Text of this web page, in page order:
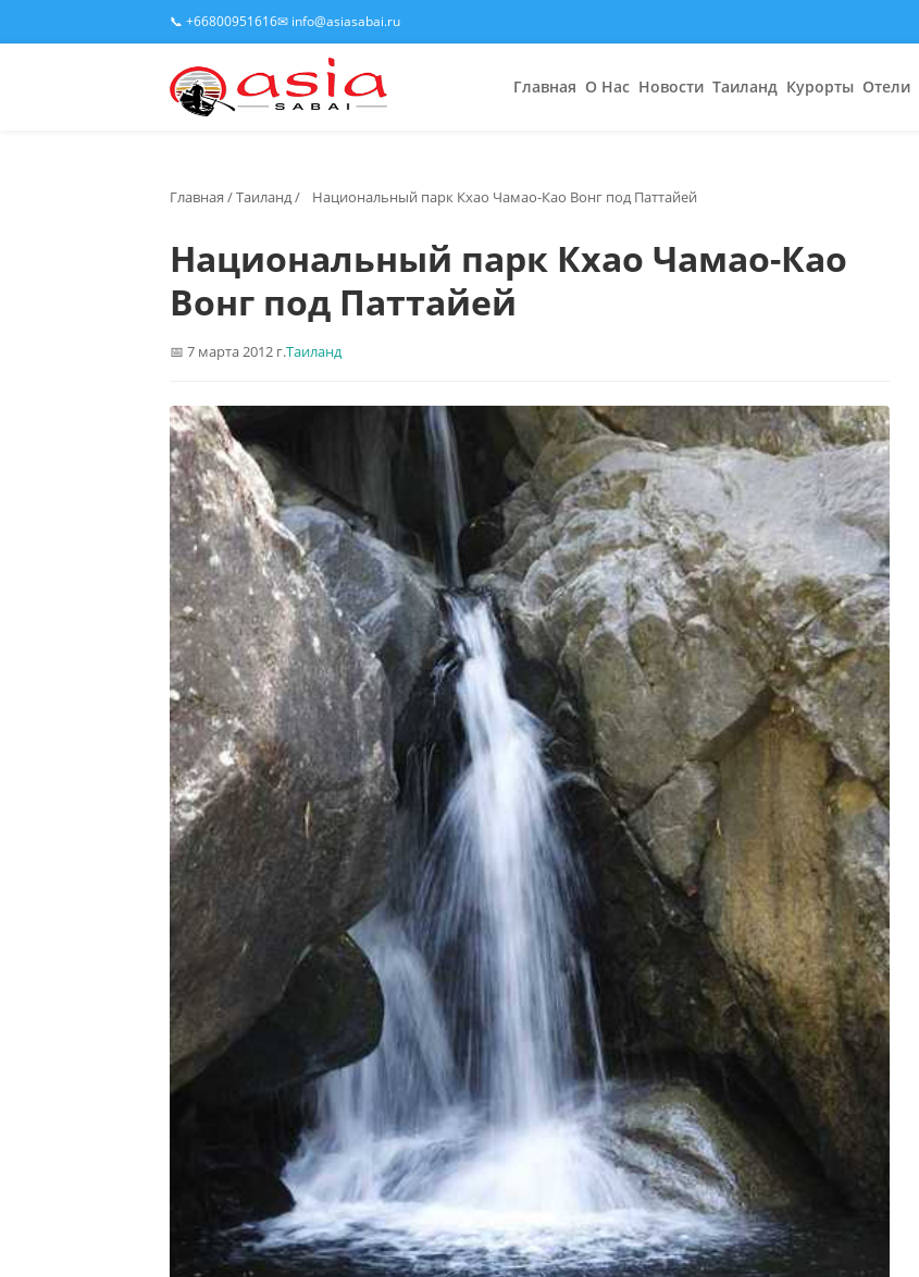
📞 +66800951616✉ info@asiasabai.ru
Главная О Нас Новости Таиланд Курорты Отели
Главная /Таиланд/ Национальный парк Кхао Чамао-Као Вонг под Паттайей
Национальный парк Кхао Чамао-Као
Вонг под Паттайей
7 марта 2012 г.Таиланд